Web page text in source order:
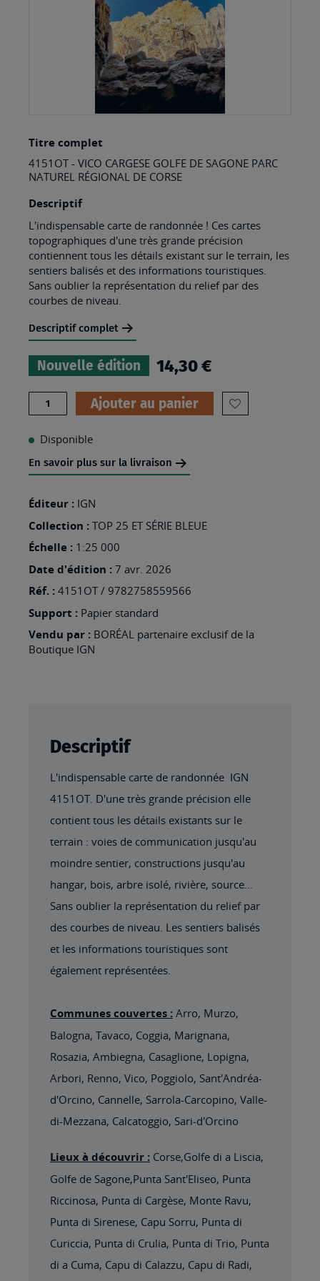
to
the
of
the
images
gallery
Titre complet
4151OT - VICO CARGESE GOLFE DE SAGONE PARC
NATUREL RÉGIONAL DE CORSE
Descriptif
L'indispensable carte de randonnée ! Ces cartes
topographiques d'une très grande précision
contiennent tous les détails existant sur le terrain, les
sentiers balisés et des informations touristiques.
Sans oublier la représentation du relief par des
courbes de niveau.
Descriptif complet
Nouvelle édition 14,30 €
Quantité Ajouter au panier
AJOUTER
Disponible
En savoir plus sur la livraison
Éditeur : IGN
Collection : TOP 25 ET SÉRIE BLEUE
Échelle : 1:25 000
Date d'édition : 7 avr. 2026
Réf. : 4151OT / 9782758559566
Support : Papier standard
Vendu par : BORÉAL partenaire exclusif de la
Boutique IGN
Descriptif
L'indispensable carte de randonnée IGN
4151OT. D'une très grande précision elle
contient tous les détails existants sur le
terrain : voies de communication jusqu'au
moindre sentier, constructions jusqu'au
hangar, bois, arbre isolé, rivière, source...
Sans oublier la représentation du relief par
des courbes de niveau. Les sentiers balisés
et les informations touristiques sont
également représentées.
Communes couvertes : Arro, Murzo,
Balogna, Tavaco, Coggia, Marignana,
Rosazia, Ambiegna, Casaglione, Lopigna,
Arbori, Renno, Vico, Poggiolo, Sant'Andréa-
d'Orcino, Cannelle, Sarrola-Carcopino, Valle-
di-Mezzana, Calcatoggio, Sari-d'Orcino
Lieux à découvrir : Corse,Golfe di a Liscia,
Golfe de Sagone,Punta Sant'Eliseo, Punta
Riccinosa, Punta di Cargèse, Monte Ravu,
Punta di Sirenese, Capu Sorru, Punta di
Curiccia, Punta di Crulia, Punta di Trio, Punta
di a Cuma, Capu di Calazzu, Capu di Radi,